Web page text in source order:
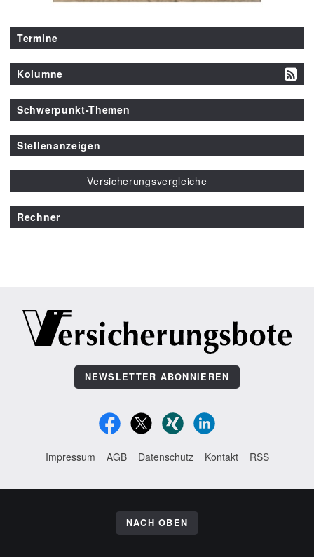
Termine
Kolumne
Schwerpunkt-Themen
Stellenanzeigen
Versicherungsvergleiche
Rechner
NEWSLETTER ABONNIEREN
Impressum AGB Datenschutz Kontakt RSS
NACH OBEN